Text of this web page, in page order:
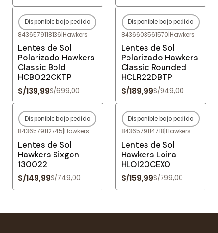
-80%OFF
Agotado
Disponible bajo pedido
8436579118136|Hawkers
Lentes de Sol
Polarizado Hawkers
Classic Bold
HCBO22CKTP
S/139,99S/699,00
-80%OFF
Agotado
Disponible bajo pedido
8436603561570|Hawkers
Lentes de Sol
Polarizado Hawkers
Classic Rounded
HCLR22DBTP
S/189,99S/949,00
-80%OFF
Agotado
Disponible bajo pedido
8436579112745|Hawkers
Lentes de Sol
Hawkers Sixgon
130022
S/149,99S/749,00
-80%OFF
Agotado
Disponible bajo pedido
8436579114718|Hawkers
Lentes de Sol
Hawkers Loira
HLOI20CEX0
S/159,99S/799,00